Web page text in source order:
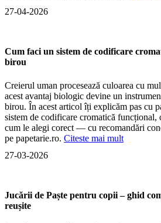
27-04-2026
Cum faci un sistem de codificare
birou
Creierul uman procesează culoarea cu
acest avantaj biologic devine un
birou. În acest articol îți explicăm pas cu
sistem de codificare cromatică funcțional,
cum le alegi corect — cu recomandări
pe papetarie.ro. Citeste mai mult
27-03-2026
Jucării de Paște pentru copii – ghid
reușite